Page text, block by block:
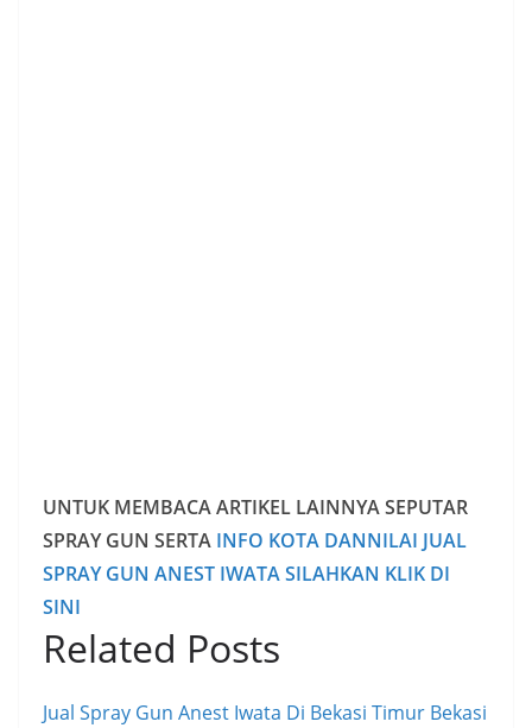
UNTUK MEMBACA ARTIKEL LAINNYA SEPUTAR
SPRAY GUN SERTA INFO KOTA DANNILAI JUAL
SPRAY GUN ANEST IWATA SILAHKAN KLIK DI
SINI
Related Posts
Jual Spray Gun Anest Iwata Di Bekasi Timur Bekasi